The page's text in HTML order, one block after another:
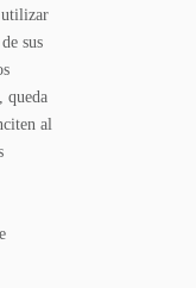
utilizar
sus
queda
al